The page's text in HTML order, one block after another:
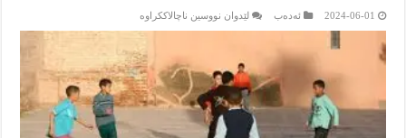
2024-06-01 ئەدەب لێدوان نووسین ناچالاککراوە
جیهانی
مناڵان)
مناڵی
ماڵه‌
نوێكه‌ی
گه‌ڕه‌ك